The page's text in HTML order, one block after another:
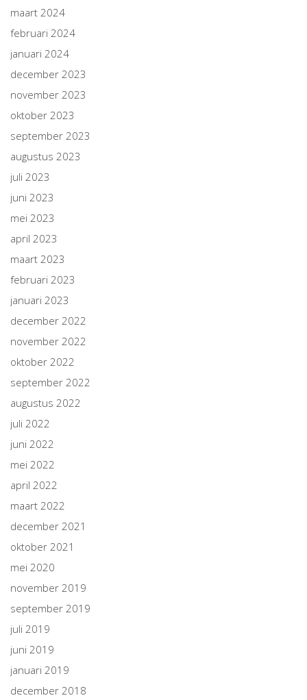
maart 2024
februari 2024
januari 2024
december 2023
november 2023
oktober 2023
september 2023
augustus 2023
juli 2023
juni 2023
mei 2023
april 2023
maart 2023
februari 2023
januari 2023
december 2022
november 2022
oktober 2022
september 2022
augustus 2022
juli 2022
juni 2022
mei 2022
april 2022
maart 2022
december 2021
oktober 2021
mei 2020
november 2019
september 2019
juli 2019
juni 2019
januari 2019
december 2018